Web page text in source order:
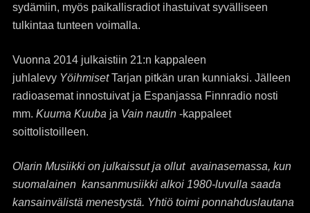
sydämiin, myös paikallisradiot ihastuivat syvälliseen
tulkintaa tunteen voimalla.
Vuonna 2014 julkaistiin 21:n kappaleen
juhlalevy YöihmisetTarjan pitkän uran kunniaksi. Jälleen
radioasemat innostuivat ja Espanjassa Finnradio nosti
mm. Kuuma Kuuba ja Vain nautin-kappaleet
soittolistoilleen.
Olarin Musiikki on julkaissut ja ollut avainasemassa, kun
suomalainen kansanmusiikki alkoi 1980-luvulla saada
kansainvälistä menestystä. Yhtiö toimi ponnahduslautana